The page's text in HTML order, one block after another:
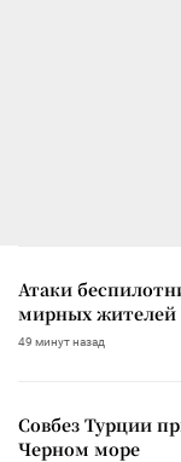
Атаки
мирных жителей
49 минут назад
Совбез Турции
Черном море